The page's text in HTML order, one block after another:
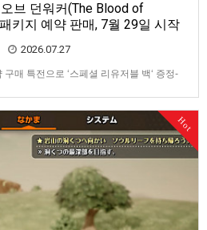
브 던워커(The Blood of
키지 예약 판매, 7월 29일 시작
2026.07.27
매 특전으로 ‘스페셜 리유저블 백‘ 증정-
예약 판매를 2026년 7월 29일(수) 시작한다
동봉 및 …
Hot